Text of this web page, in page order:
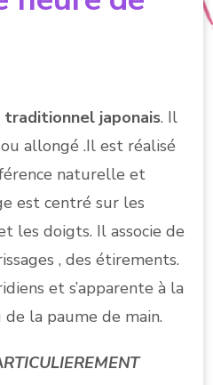
traditionnel japonais. Il
allongé .Il est réalisé
naturelle et
est centré sur les
les doigts. Il associe de
, des étirements.
et s’apparente à la
la paume de main.